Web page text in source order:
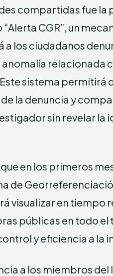
compartidas fue la
CGR”, un
a los ciudadanos
relacionada
sistema permitirá
la denuncia y
sin revelar la
en los primeros
de
visualizar en tiempo
públicas en todo
y eficiencia a la
a los miembros del